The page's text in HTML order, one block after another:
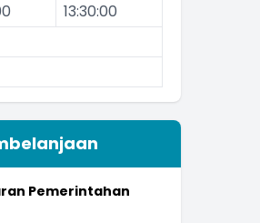
13:30:00
Pemerintahan